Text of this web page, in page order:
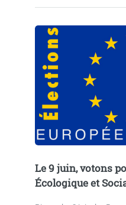
Le 9 juin, votons
Écologique et